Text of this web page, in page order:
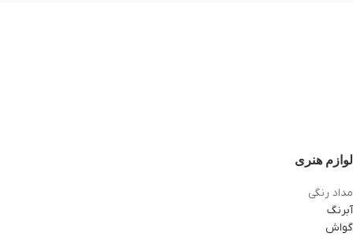
لوازم هنری
مداد رنگی
آبرنگ
گواش